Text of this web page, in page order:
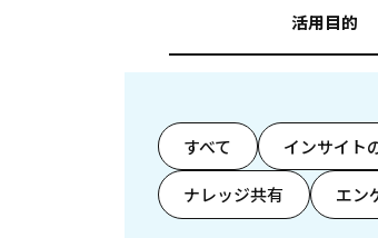
活用目的
すべて インサイト
ナレッジ共有 エン